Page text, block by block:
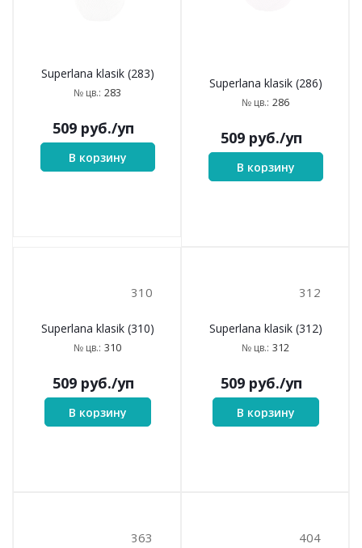
Superlana klasik (283)
№ цв.: 283
509 руб./уп
В корзину
Superlana klasik (286)
509руб./уп
В корзину